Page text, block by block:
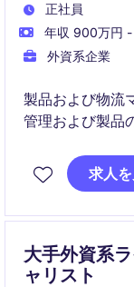
正社員
年収 900万円 -
外資系企業
製品および物流
管理および製品
験が求められま
求人
大手外資系
ャリスト